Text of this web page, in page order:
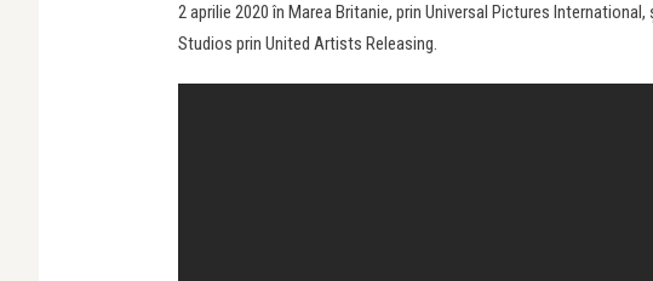
2 aprilie 2020 în Marea Britanie, prin Universal Pictures
Studios prin United Artists Releasing.